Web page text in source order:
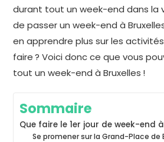
durant tout un week-end dans la
de passer un week-end à
en apprendre plus sur les
faire ? Voici donc ce que vous
tout un week-end à Bruxelles !
Sommaire
Que faire le 1er jour de week-end
Se promener sur la Grand-Place de